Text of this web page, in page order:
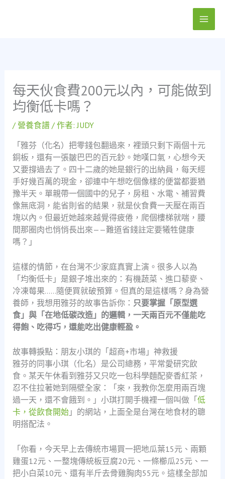
每天伙食費200元以內，可能做到
均衡低卡嗎？
/ 營養食譜/ 作者:JUDY
「雅芬（化名）把零錢包翻過來，裡頭只剩下兩個十元
銅板，還有一張皺巴巴的百元鈔。她嘆口氣，心想今天
又要撐過去了。四十二歲的她是銀行的出納員，每天經
手好幾百萬的現金，卻連中午想吃個像樣的便當都要猶
豫半天。單親帶一個國中的兒子，房租、水電、補習費
像無底洞，能省則省的結果，就是伙食費一天壓在兩百
塊以內。但最近她越來越覺得疲倦，爬個樓梯就喘，腰
間那圈肉也悄悄長出來——難道省錢註定要犧牲健康
嗎？」
這樣的情節，在台灣不少家庭真實上演。很多人以為
「均衡低卡」是銀子堆出來的：有機蔬菜、進口藜麥、
冷凍莓果……隨便買就破預算。但真的是這樣嗎？身為營
養師，我想用雅芬的故事告訴你： 只要掌握「原型選
食」與「在地低碳改造」的邏輯，一天兩百元不僅能吃
得飽、吃得巧，還能吃出健康輕盈。
故事轉捩點：朋友小琪的「超商+市場」神救援
雅芬的同事小琪（化名）是公司總務，平常愛研究飲
食。某天午休看到雅芬又只吃一包科學麵配麥香紅茶，
忍不住拉著她到隔壁全家：「來，我教你怎麼用兩百塊
過一天，還不會餓到。」小琪打開手機裡一個叫做「 低
卡，從飲食開始」的網站，上面全是台灣在地食材的聰
明搭配法。
「你看，今天早上去傳統市場買一把地瓜葉15元、兩顆
雞蛋12元、一整塊傳統板豆腐20元、一條櫛瓜25元、一
把小白菜10元、還有半斤去骨雞胸肉55元。這樣全部加